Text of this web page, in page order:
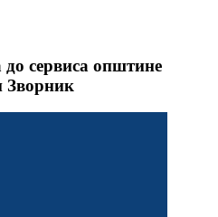
до сервиса општине